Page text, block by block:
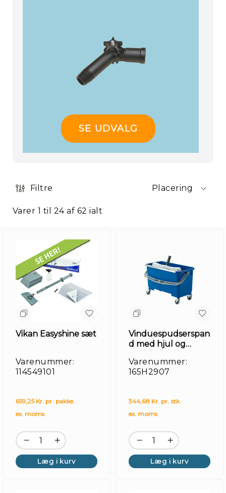
SE UDVALG
Varer 1 til 24af 62 ialt
Filtre Placering
Vikan Easyshine sæt
Varenummer:
114549101
659,25 Kr. pr. pakke.
ex. moms
Læg i kurv
Vinduespudserspan
d med hjul og
Varenummer:
165H2907
344,68 Kr. pr. stk.
ex. moms
Læg i kurv